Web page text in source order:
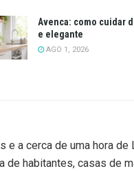
Avenca: como cuidar
e elegante
AGO 1, 2026
e a cerca de uma hora de
de habitantes, casas de